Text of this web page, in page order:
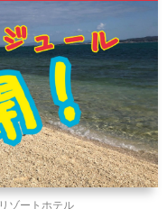
リゾートホテル